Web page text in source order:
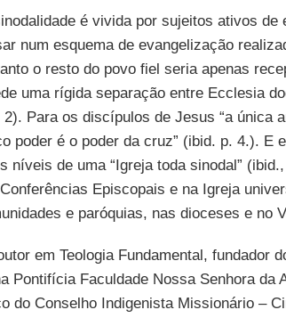
é vivida por sujeitos ativos de
num esquema de evangelização
o resto do povo fiel seria apenas
uma rígida separação entre Ecclesia
Para os discípulos de Jesus “a única
poder é o poder da cruz” (ibid. p. 4.). E
níveis de uma “Igreja toda sinodal”
Episcopais e na Igreja
e paróquias, nas dioceses e no
em Teologia Fundamental, fundador
Pontifícia Faculdade Nossa Senhora da
do Conselho Indigenista Missionário –